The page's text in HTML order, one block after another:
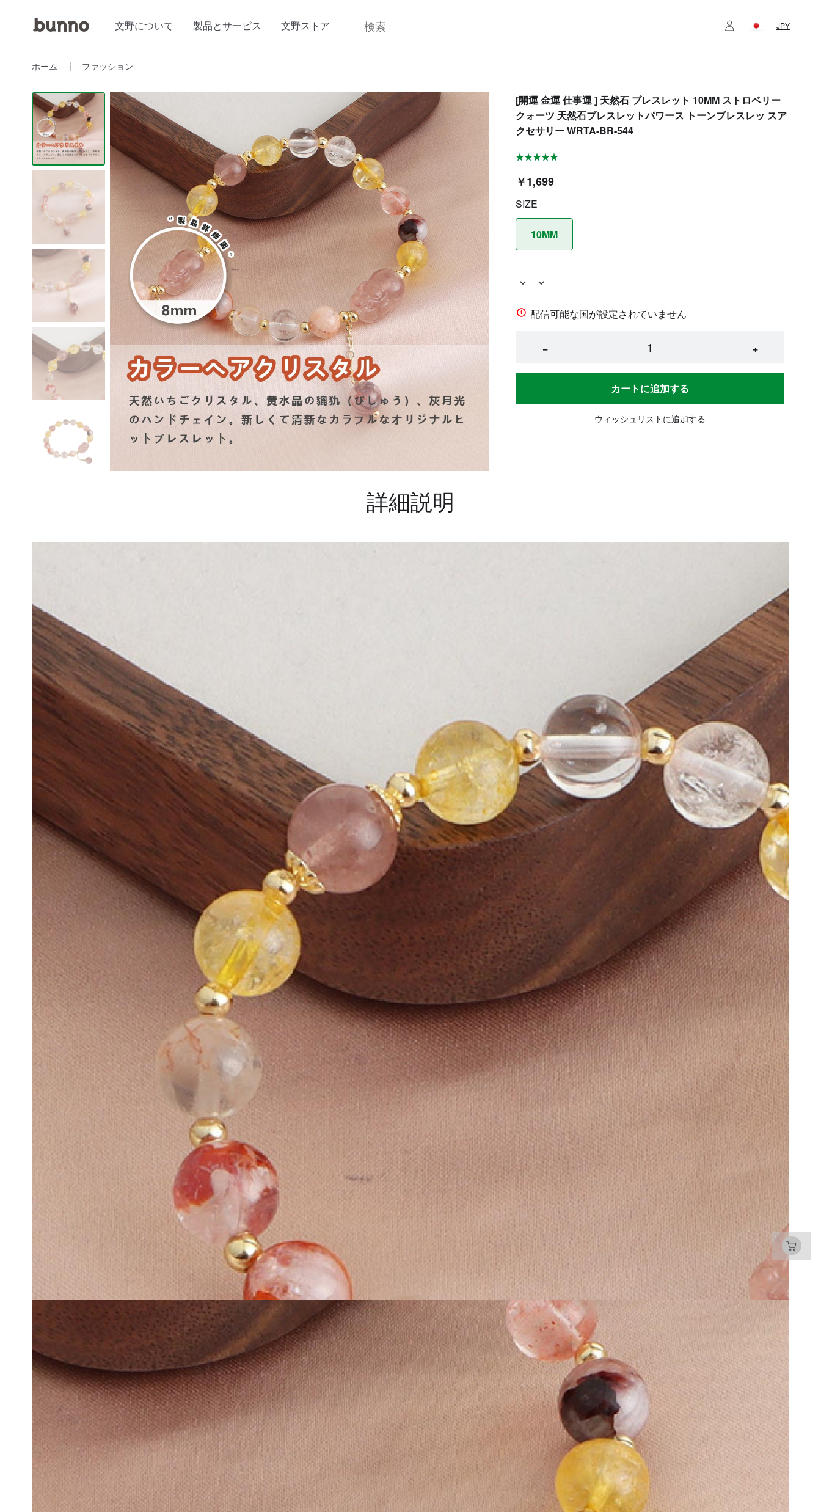
文野について 製品とサ一ピス 文野ストア JPY
ホーム ファッション
[開運 金運 仕事運 ] 天然石 ブレスレット 10MM ストロベリー
クォーツ 天然石ブレスレットパワース トーンブレスレッ スア
クセサリー WRTA-BR-544
￥1,699
SIZE
10MM
配信可能な国が設定されていません
− +
カートに追加する
ウィッシュリストに追加する
詳細説明